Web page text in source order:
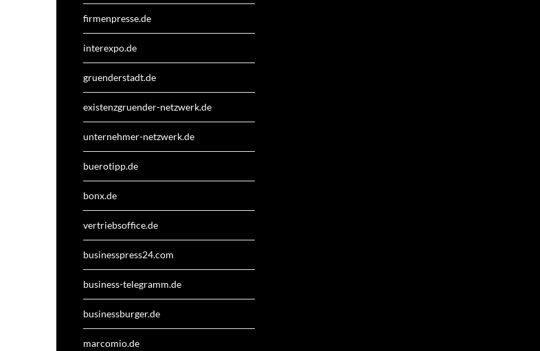
firmenpresse.de
interexpo.de
gruenderstadt.de
existenzgruender-netzwerk.de
unternehmer-netzwerk.de
buerotipp.de
bonx.de
vertriebsoffice.de
businesspress24.com
business-telegramm.de
businessburger.de
marcomio.de